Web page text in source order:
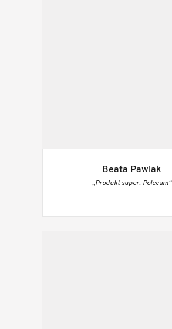
Beata Pawlak
„Produkt super. Polecam“